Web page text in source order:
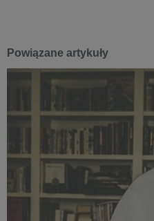
Powiązane artykuły